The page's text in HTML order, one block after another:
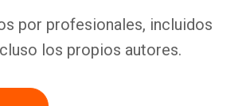
por profesionales, incluidos
los propios autores.